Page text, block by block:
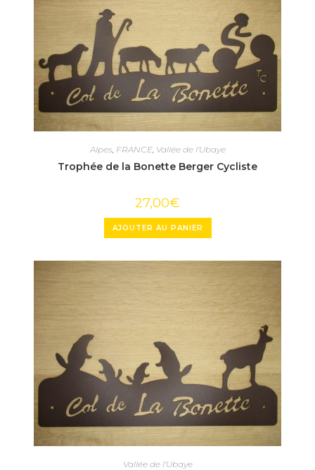
Alpes FRANCE, Vallée de l'Ubaye
Trophée de la Bonette Berger Cycliste
27,00€
AJOUTER AU PANIER
Vallée de l'Ubaye